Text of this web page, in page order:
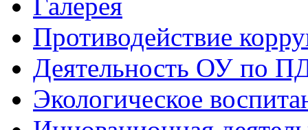
Галерея
Противодействие
Деятельность ОУ по
Экологическое